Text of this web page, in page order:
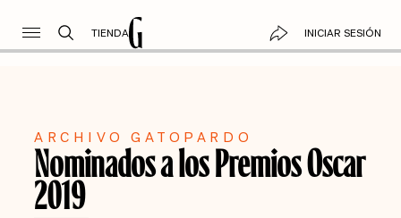
TIENDA INICIAR SESIÓN
ARCHIVO GATOPARDO
Nominados a los Premios Oscar
2019